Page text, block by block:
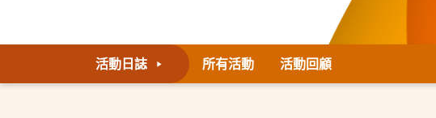
活動日誌 所有活動 活動回顧